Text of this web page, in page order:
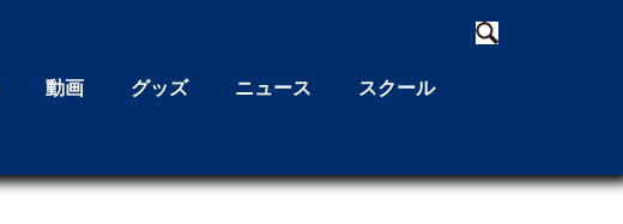
動画 グッズ ニュース スクール